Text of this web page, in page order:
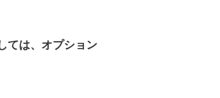
ては、オプション